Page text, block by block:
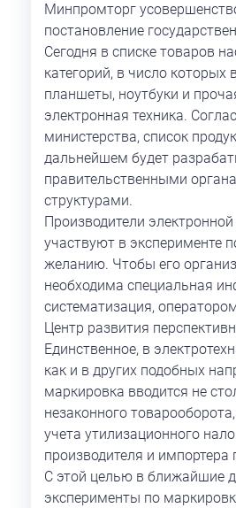
Минпромторг
постановление
Сегодня в списке товаров
категорий, в число которых
планшеты, ноутбуки и
электронная техника.
министерства, список
дальнейшем будет
правительственными
структурами.
Производители
участвуют в эксперименте
желанию. Чтобы его
необходима специальная
систематизация,
Центр развития
Единственное, в
как и в других подобных
маркировка вводится не
незаконного
учета утилизационного
производителя и импортера
С этой целью в ближайшие
эксперименты по